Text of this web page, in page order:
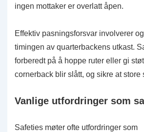
ingen mottaker er overlatt åpen.
Effektiv pasningsforsvar involverer
timingen av quarterbackens utkast.
forberedt på å hoppe ruter eller gi
cornerback blir slått, og sikre at store
Vanlige utfordringer som
Safeties møter ofte utfordringer som